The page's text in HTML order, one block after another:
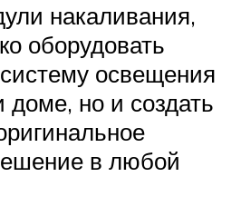
накаливания,
оборудовать
освещения
доме, но и создать
в любой